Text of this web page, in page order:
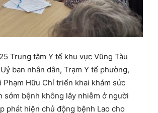
Trung tâm Y tế khu vực Vũng Tàu
ban nhân dân, Trạm Y tế phường,
Phạm Hữu Chí triển khai khám sức
sớm bệnh không lây nhiễm ở người
phát hiện chủ động bệnh Lao cho